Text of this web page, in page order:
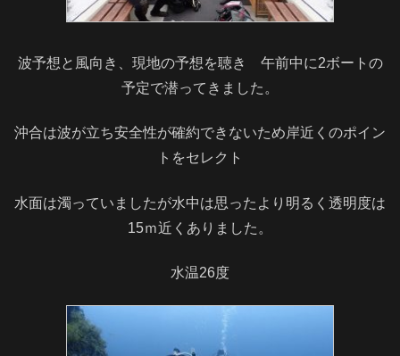
波予想と風向き、現地の予想を聴き 午前中に2ボートの
予定で潜ってきました。
沖合は波が立ち安全性が確約できないため岸近くのポイン
トをセレクト
水面は濁っていましたが水中は思ったより明るく透明度は
15ｍ近くありました。
水温26度